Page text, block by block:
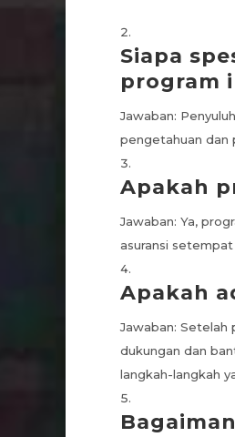
Siapa
program
Jawaban:
pengetahuan dan
Apakah
Jawaban: Ya,
asuransi
Apakah
Jawaban: Setelah
dukungan dan
langkah-langkah